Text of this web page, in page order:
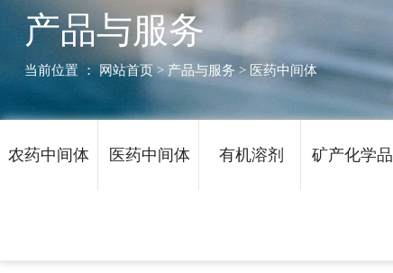
产品与服务
当前位置 ：网站首页> 产品与服务 > 医药中间体
农药中间体 医药中间体 有机溶剂 矿产化学品